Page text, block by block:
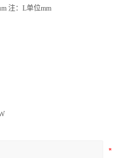
注：L单位mm